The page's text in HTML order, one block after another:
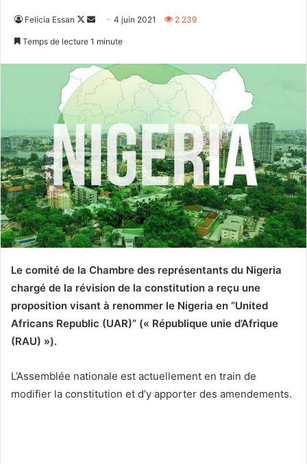
Felicia Essan
Follow
Envoyer4 juin 2021 2 239
Temps de lecture 1 minute
Le comité de la Chambre des représentants du Nigeria
chargé de la révision de la constitution a reçu une
proposition visant à renommer le Nigeria en “United
Africans Republic (UAR)” (« République unie d’Afrique
(RAU) »).
L’Assemblée nationale est actuellement en train de
modifier la constitution et d’y apporter des amendements.